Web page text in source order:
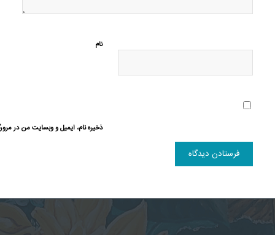
نام
ذخیره نام، ایمیل و وبسایت من در